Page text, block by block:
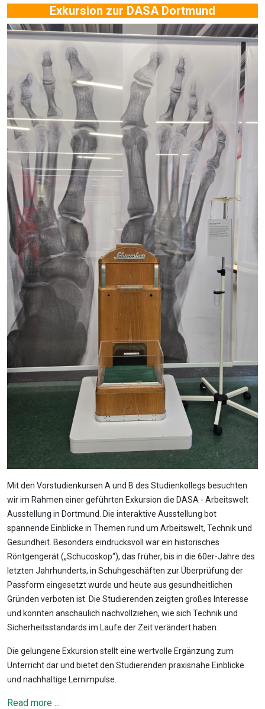
Exkursion zur DASA Dortmund
Mit den Vorstudienkursen A und B des Studienkollegs besuchten
wir im Rahmen einer geführten Exkursion die DASA - Arbeitswelt
Ausstellung in Dortmund. Die interaktive Ausstellung bot
spannende Einblicke in Themen rund um Arbeitswelt, Technik und
Gesundheit. Besonders eindrucksvoll war ein historisches
Röntgengerät („Schucoskop“), das früher, bis in die 60er-Jahre des
letzten Jahrhunderts, in Schuhgeschäften zur Überprüfung der
Passform eingesetzt wurde und heute aus gesundheitlichen
Gründen verboten ist. Die Studierenden zeigten großes Interesse
und konnten anschaulich nachvollziehen, wie sich Technik und
Sicherheitsstandards im Laufe der Zeit verändert haben.
Die gelungene Exkursion stellt eine wertvolle Ergänzung zum
Unterricht dar und bietet den Studierenden praxisnahe Einblicke
und nachhaltige Lernimpulse.
Read more ...